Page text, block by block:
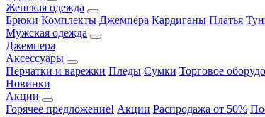
Женская одежда
Брюки Комплекты Джемпера Кардиганы Платья
Мужская одежда
Джемпера
Аксессуары
Перчатки и варежки Пледы Сумки Торговое
Новинки
Акции
Горячее предложение! Акции Распродажа от 50%